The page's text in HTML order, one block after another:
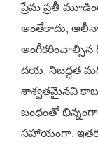
ప్రేమ ప్రతీ
అంతేకాదు,
అంగీకరించాల్సిన
దయ, నిబద్ధత
శాశ్వతమైనవి
బంధంతో
సహాయంగా, ఇతర